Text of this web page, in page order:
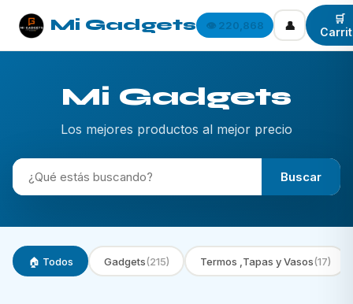
Mi Gadgets 👁️ 220,868 👤
🛒
Mi Gadgets
Los mejores productos al mejor precio
Buscar
🏠 Todos Gadgets(215) Termos ,Tapas y Vasos(17)